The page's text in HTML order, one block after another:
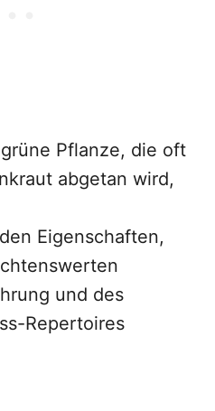
Pflanze, die oft
abgetan wird,
Eigenschaften,
und des
Repertoires